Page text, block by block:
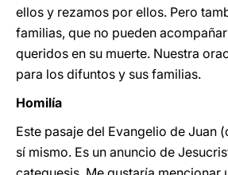
ellos y rezamos por ellos. Pero
familias, que no pueden
queridos en su muerte. Nuestra
para los difuntos y sus familias.
Homilía
Este pasaje del Evangelio de Juan
sí mismo. Es un anuncio de